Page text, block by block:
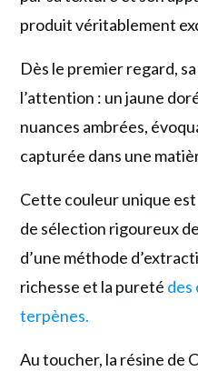
produit véritablement
Dès le premier regard,
l’attention : un jaune
nuances ambrées,
capturée dans une
Cette couleur unique
de sélection rigoureux
d’une méthode
richesse et la pureté des
terpènes.
Au toucher, la résine de